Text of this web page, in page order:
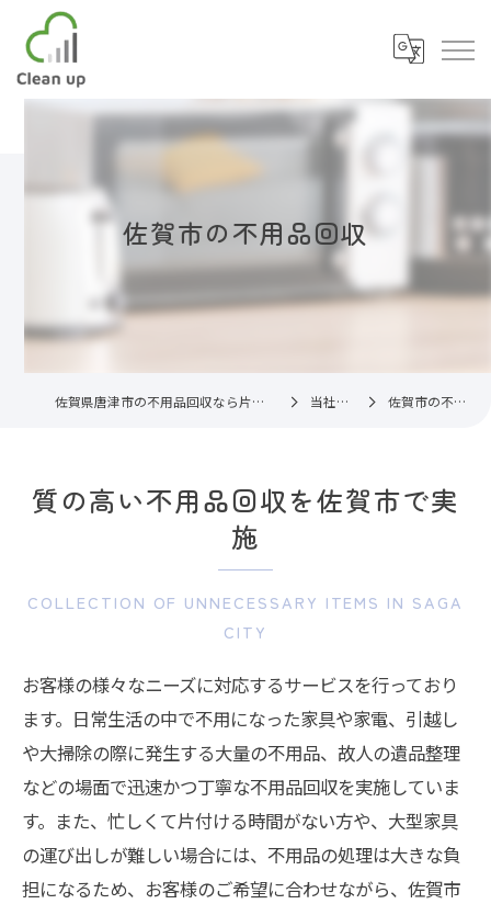
佐賀市の不用品回収
佐賀県唐津市の不用品回収なら片付け代行サービスC.U 当社の特徴 佐賀市の不用品回収
質の高い不用品回収を佐賀市で実
施
COLLECTION OF UNNECESSARY ITEMS IN SAGA
CITY
お客様の様々なニーズに対応するサービスを行っており
ます。日常生活の中で不用になった家具や家電、引越し
や大掃除の際に発生する大量の不用品、故人の遺品整理
などの場面で迅速かつ丁寧な不用品回収を実施していま
す。また、忙しくて片付ける時間がない方や、大型家具
の運び出しが難しい場合には、不用品の処理は大きな負
担になるため、お客様のご希望に合わせながら、佐賀市